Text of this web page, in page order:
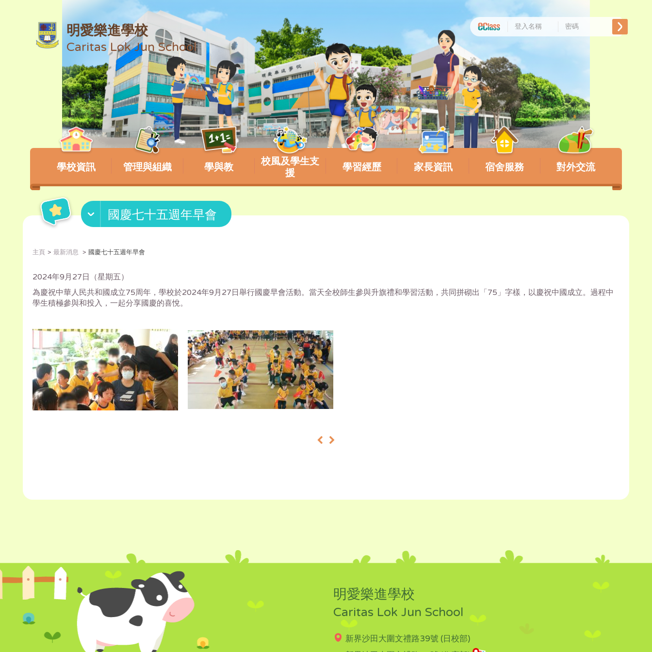
明愛樂進學校
Caritas Lok Jun School
學校資訊 管理與組織 學與教
校風及學生支
援
學習經歷 家長資訊 宿舍服務 對外交流
國慶七十五週年早會
主頁 最新消息 國慶七十五週年早會
2024年9月27日（星期五）
為慶祝中華人民共和國成立75周年，學校於2024年9月27日舉行國慶早會活動。當天全校師生參與升旗禮和學習活動，共同拼砌出「75」字樣，以慶祝中國成立。過程中
學生積極參與和投入，一起分享國慶的喜悅。
« »
明愛樂進學校
Caritas Lok Jun School
新界沙田大圍文禮路39號 (日校部)